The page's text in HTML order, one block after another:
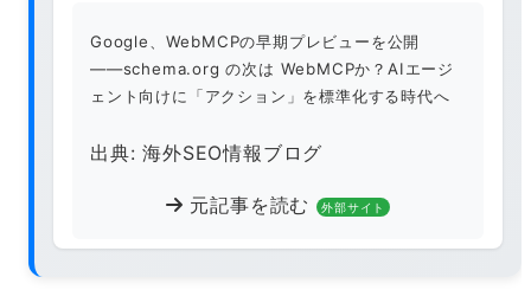
Google、WebMCPの早期プレビューを公開
――schema.org の次は WebMCPか？AIエージ
ェント向けに「アクション」を標準化する時代へ
出典: 海外SEO情報ブログ
元記事を読む 外部サイト